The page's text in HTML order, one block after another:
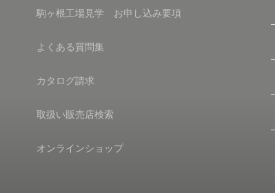
駒ヶ根工場見学 お申し込み要項
よくある質問集
カタログ請求
取扱い販売店検索
オンラインショップ